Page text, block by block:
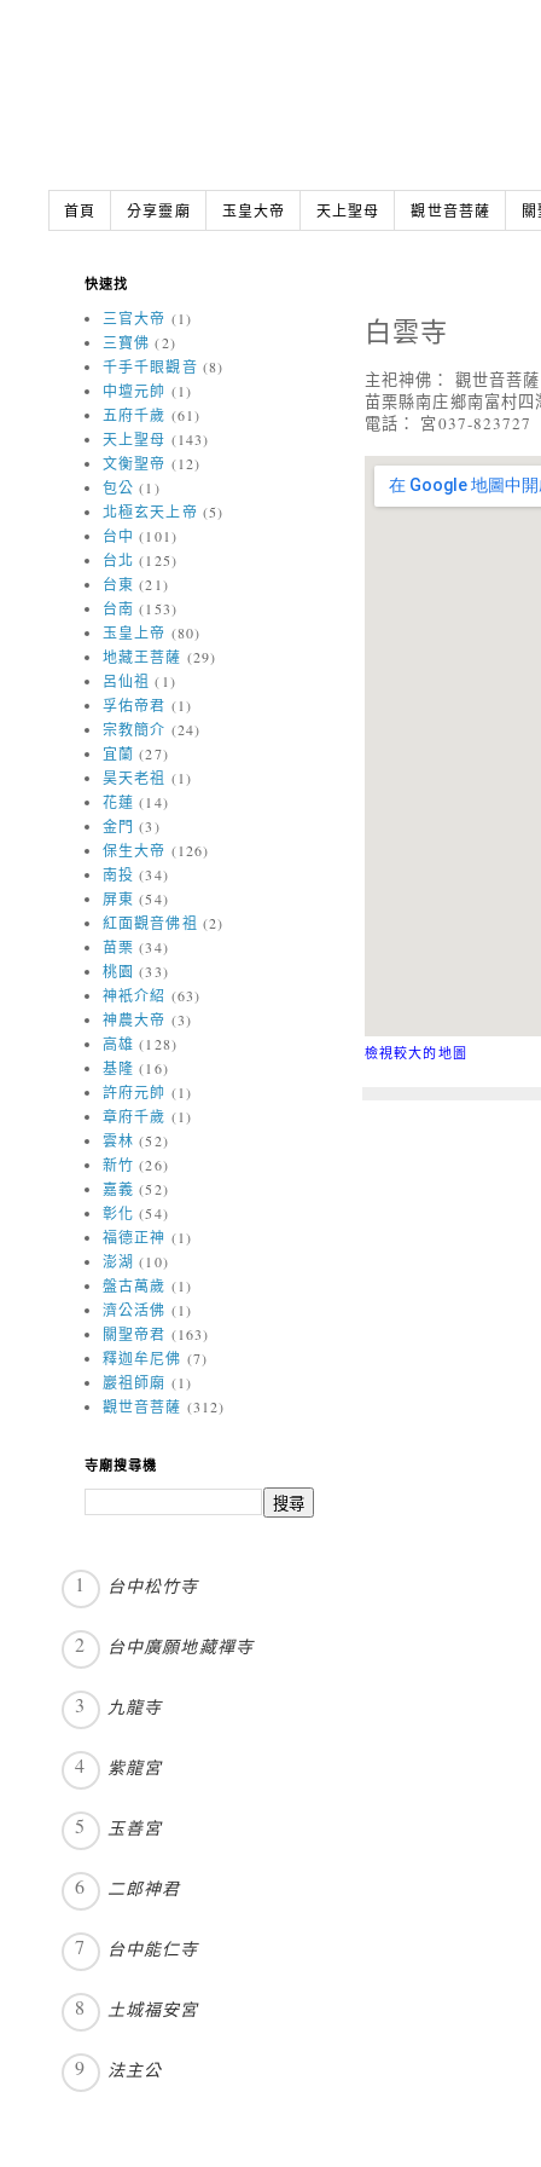
首頁 分享靈廟 玉皇大帝 天上聖母 觀世音菩薩
白雲寺
主祀神佛： 觀世音菩薩
苗栗縣南庄鄉南富村四
電話： 宮037-823727
檢視較大的地圖
快速找
三官大帝 (1)
三寶佛 (2)
千手千眼觀音 (8)
中壇元帥 (1)
五府千歲 (61)
天上聖母 (143)
文衡聖帝 (12)
包公 (1)
北極玄天上帝 (5)
台中 (101)
台北 (125)
台東 (21)
台南 (153)
玉皇上帝 (80)
地藏王菩薩 (29)
呂仙祖 (1)
孚佑帝君 (1)
宗教簡介 (24)
宜蘭 (27)
昊天老祖 (1)
花蓮 (14)
金門 (3)
保生大帝 (126)
南投 (34)
屏東 (54)
紅面觀音佛祖 (2)
苗栗 (34)
桃園 (33)
神衹介紹 (63)
神農大帝 (3)
高雄 (128)
基隆 (16)
許府元帥 (1)
章府千歲 (1)
雲林 (52)
新竹 (26)
嘉義 (52)
彰化 (54)
福德正神 (1)
澎湖 (10)
盤古萬歲 (1)
濟公活佛 (1)
關聖帝君 (163)
釋迦牟尼佛 (7)
巖祖師廟 (1)
觀世音菩薩 (312)
寺廟搜尋機
台中松竹寺
台中廣願地藏禪寺
九龍寺
紫龍宮
玉善宮
二郎神君
台中能仁寺
土城福安宮
法主公